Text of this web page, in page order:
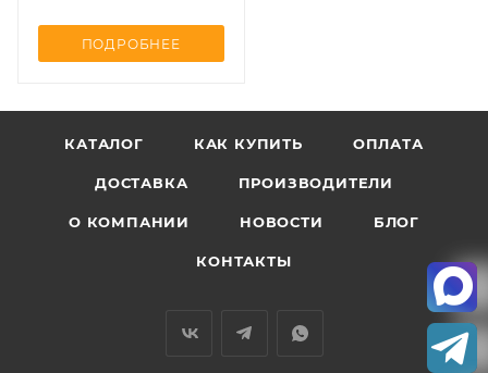
ПОДРОБНЕЕ
КАТАЛОГ КАК КУПИТЬ ОПЛАТА
ДОСТАВКА ПРОИЗВОДИТЕЛИ
О КОМПАНИИ НОВОСТИ БЛОГ
КОНТАКТЫ